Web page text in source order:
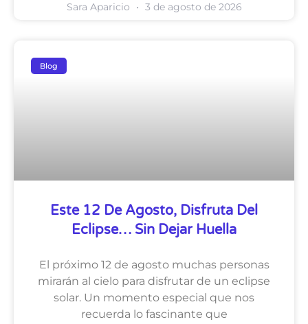
Sara Aparicio 3 de agosto de 2026
Blog
Este 12 De Agosto, Disfruta Del
Eclipse… Sin Dejar Huella
El próximo 12 de agosto muchas personas
mirarán al cielo para disfrutar de un eclipse
solar. Un momento especial que nos
recuerda lo fascinante que